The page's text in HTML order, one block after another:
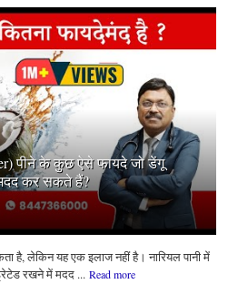
पीने के कुछ ऐसे फायदे जो डेंगू
कर सकते हैं?
है, लेकिन यह एक इलाज नहीं है। नारियल पानी में
रखने में मदद ... Read more